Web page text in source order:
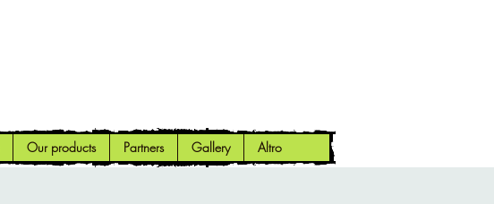
Our products Partners Gallery Altro